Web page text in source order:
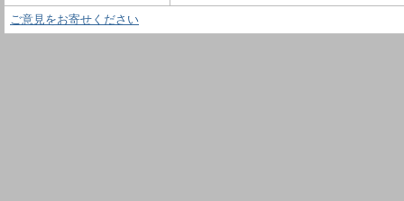
ご意見をお寄せください